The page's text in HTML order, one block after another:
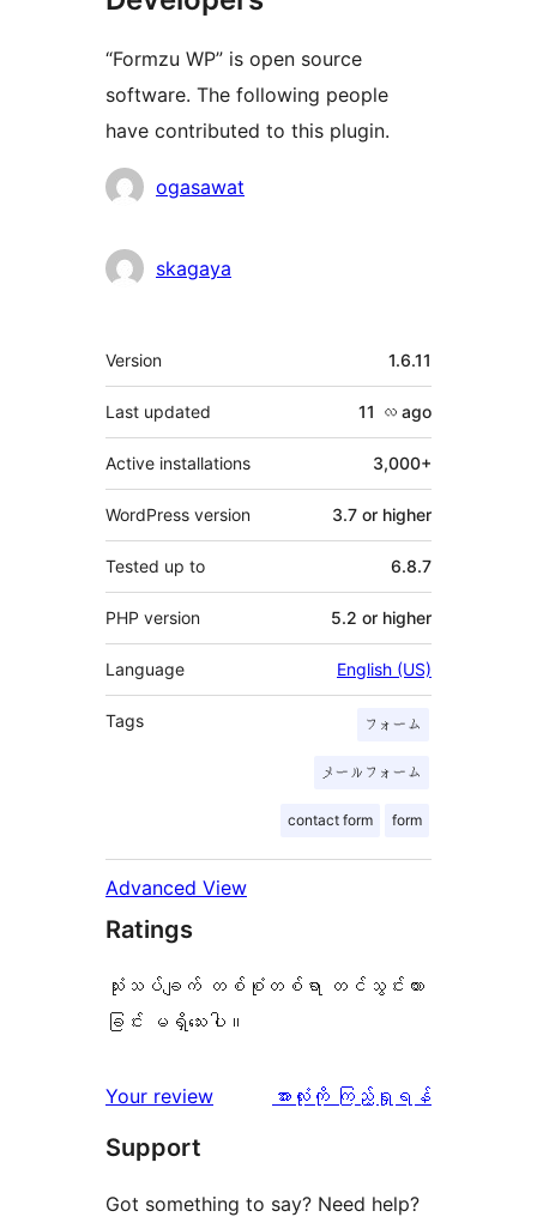
“Formzu WP” is open source
software. The following people
have contributed to this plugin.
Contributors
ogasawat
skagaya
Meta
Version 1.6.11
Last updated 11 လ ago
Active installations 3,000+
WordPress version 3.7 or higher
Tested up to 6.8.7
PHP version 5.2 or higher
Language English (US)
Tags フォーム
メールフォーム
contact form form
Advanced View
Ratings
သုံးသပ်ချက် တစ်စုံတစ်ရာ တင်သွင်းထား
ခြင်း မရှိသေးပါ။
Your review
သုံးသပ်
အားလုံးကို ကြည့်ရှုရန်
Support
Got something to say? Need help?